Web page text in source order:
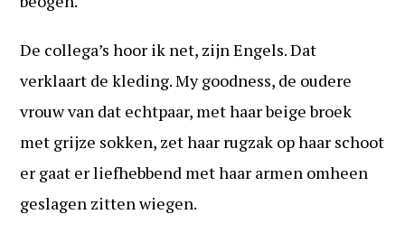
De collega’s hoor ik net, zijn Engels. Dat
verklaart de kleding. My goodness, de oudere
vrouw van dat echtpaar, met haar beige broek
met grijze sokken, zet haar rugzak op haar schoot
er gaat er liefhebbend met haar armen omheen
geslagen zitten wiegen.